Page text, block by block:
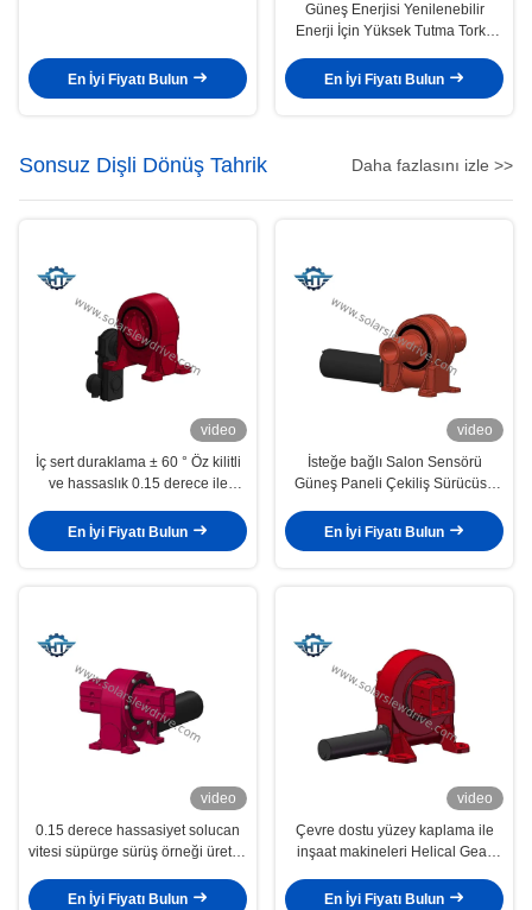
En İyi Fiyatı Bulun
Güneş Enerjisi Yenilenebilir
Enerji İçin Yüksek Tutma Torku
Motoru
En İyi Fiyatı Bulun
Sonsuz Dişli Dönüş Tahrik Daha fazlasını izle >>
video
İç sert duraklama ± 60 ° Öz kilitli
ve hassaslık 0.15 derece ile
En İyi Fiyatı Bulun
video
İsteğe bağlı Salon Sensörü
Güneş Paneli Çekiliş Sürücüsü
Çözümler
En İyi Fiyatı Bulun
video
0.15 derece hassasiyet solucan
vitesi süpürge sürüş örneği üretim
yöntemi
En İyi Fiyatı Bulun
video
Çevre dostu yüzey kaplama ile
inşaat makineleri Helical Gear
En İyi Fiyatı Bulun